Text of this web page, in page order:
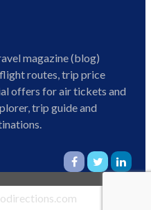
magazine (blog)
routes, trip price
offers for air tickets and
trip guide and